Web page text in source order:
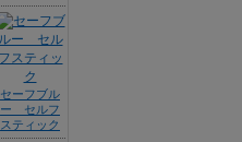
セーフブル
ー セルフ
スティック